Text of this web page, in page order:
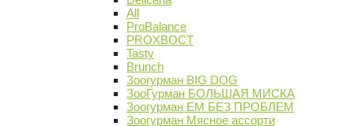
All
ProBalance
PROХВОСТ
Tasty
Brunch
Зоогурман BIG DOG
ЗооГурман БОЛЬШАЯ МИСКА
Зоогурман ЕМ БЕЗ ПРОБЛЕМ
Зоогурман Мясное ассорти